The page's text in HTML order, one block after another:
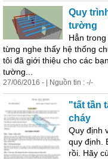
Quy
tường
Hẳn
từng nghe thấy hệ thống
tôi đã giới thiệu cho các
tường...
27/06/2016 - | Nguồn tin : -/-
"tất tần
cháy
Quy định
quy định.
rồi. Hãy